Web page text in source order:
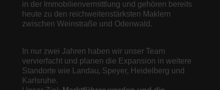
in der Immobilienvermittlung und gehören bereits
heute zu den reichweitenstärksten Maklern
zwischen Weinstraße und Odenwald.
In nur zwei Jahren haben wir unser Team
vervierfacht und planen die Expansion in weitere
Standorte wie Landau, Speyer, Heidelberg und
Karlsruhe.